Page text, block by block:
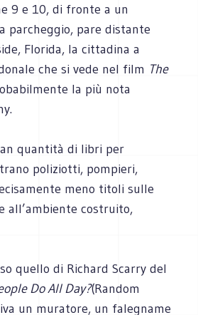
9 e 10, di fronte a un
parcheggio, pare distante
Florida, la cittadina a
che si vede nel film The
la più nota
quantità di libri per
poliziotti, pompieri,
meno titoli sulle
all’ambiente costruito,
quello di Richard Scarry del
Do All Day?(Random
un muratore, un falegname